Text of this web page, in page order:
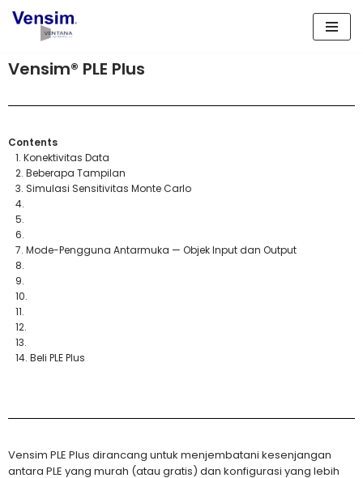
Lompat
ke
Vensim® PLE Plus
Contents
1. Konektivitas Data
2. Beberapa Tampilan
3. Simulasi Sensitivitas Monte Carlo
4.
5.
6.
7. Mode-Pengguna Antarmuka — Objek Input dan Output
8.
9.
10.
11.
12.
13.
14. Beli PLE Plus
Vensim PLE Plus dirancang untuk menjembatani kesenjangan
antara PLE yang murah (atau gratis) dan konfigurasi yang lebih